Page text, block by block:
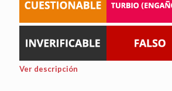
Ver descripción